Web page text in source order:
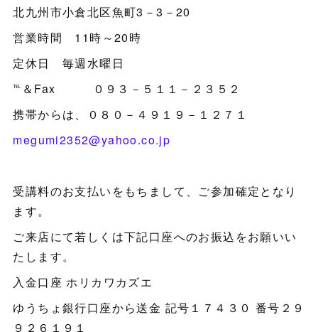
北九州市小倉北区魚町3－3－20
営業時間 11時～20時
定休日 毎週水曜日
℡＆Fax ０９３－５１１－２３５２
携帯からは、０８０－４９１９－１２７１
megumi2352@yahoo.co.jp
受講料のお支払いをもちまして、ご参加確定となり
ます。
ご来店にて若しくは下記口座へのお振込をお願いい
たします。
入金口座 ホリカワカズエ
ゆうちょ銀行口座から送金 記号１７４３０ 番号２９
９２６１９１